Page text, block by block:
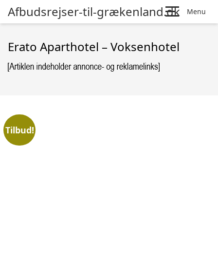
Afbudsrejser-til-grækenland.dk Menu
Erato Aparthotel – Voksenhotel
Tilbud!